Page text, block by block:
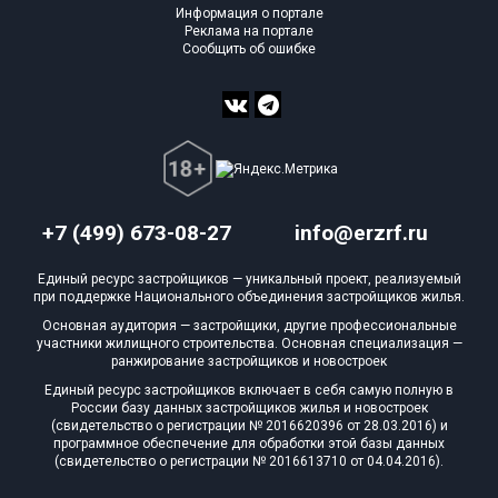
+7 (499) 673-08-27 info@erzrf.ru
Информация о портале
Реклама на портале
Сообщить об ошибке
Единый ресурс застройщиков — уникальный проект, реализуемый
при поддержке Национального объединения застройщиков жилья.
Основная аудитория — застройщики, другие профессиональные
участники жилищного строительства. Основная специализация —
ранжирование застройщиков и новостроек
Единый ресурс застройщиков включает в себя самую полную в
России базу данных застройщиков жилья и новостроек
(свидетельство о регистрации № 2016620396 от 28.03.2016) и
программное обеспечение для обработки этой базы данных
(свидетельство о регистрации № 2016613710 от 04.04.2016).